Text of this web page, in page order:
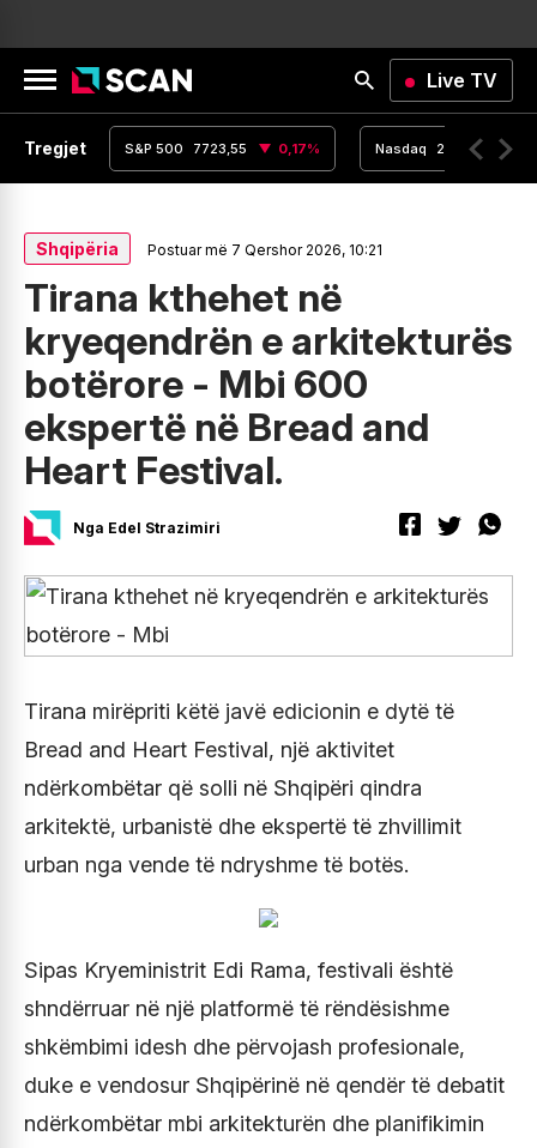
Live TV
Tregjet
0% S&P 500 7723,55 0,17% Nasdaq 26363,44
Shqipëria Postuar më 7 Qershor 2026, 10:21
Tirana kthehet në
kryeqendrën e arkitekturës
botërore - Mbi 600
ekspertë në Bread and
Heart Festival.
Nga Edel Strazimiri
Tirana mirëpriti këtë javë edicionin e dytë të
Bread and Heart Festival, një aktivitet
ndërkombëtar që solli në Shqipëri qindra
arkitektë, urbanistë dhe ekspertë të zhvillimit
urban nga vende të ndryshme të botës.
Sipas Kryeministrit Edi Rama, festivali është
shndërruar në një platformë të rëndësishme
shkëmbimi idesh dhe përvojash profesionale,
duke e vendosur Shqipërinë në qendër të debatit
ndërkombëtar mbi arkitekturën dhe planifikimin